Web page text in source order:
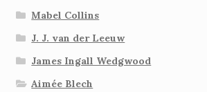
Mabel Collins
J. J. van der Leeuw
James Ingall Wedgwood
Aimée Blech